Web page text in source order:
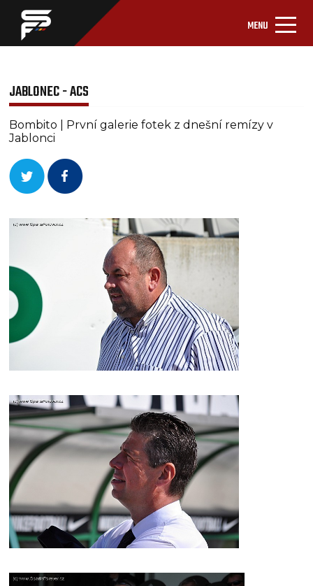
MENU
JABLONEC - ACS
Bombito | První galerie fotek z dnešní remízy v
Jablonci